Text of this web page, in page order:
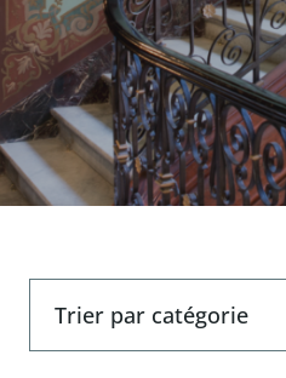
Trier par catégorie